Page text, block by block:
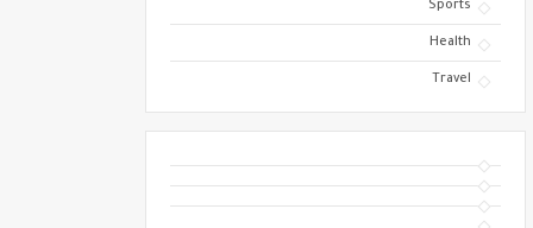
Sports
Health
Travel